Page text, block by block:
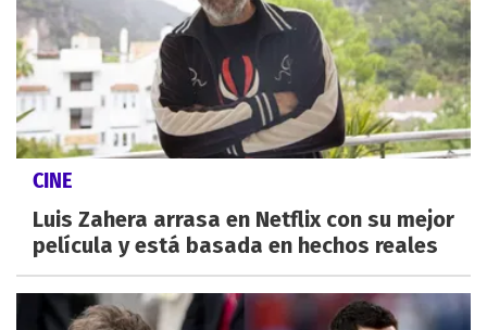
CINE
Luis Zahera arrasa en Netflix con su mejor
película y está basada en hechos reales